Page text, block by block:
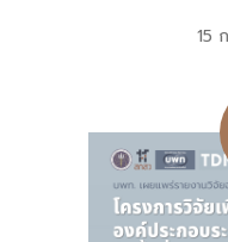
-- คณะอนุกรร
ติดต่อเรา
15